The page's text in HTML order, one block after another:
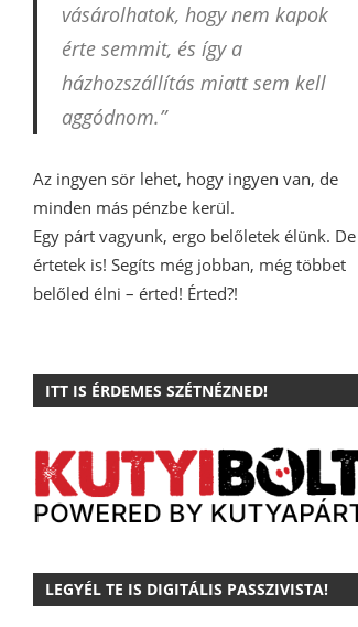
vásárolhatok, hogy nem kapok
érte semmit, és így a
házhozszállítás miatt sem kell
aggódnom.”
Az ingyen sör lehet, hogy ingyen van, de
minden más pénzbe kerül.
Egy párt vagyunk, ergo belőletek élünk. De
értetek is! Segíts még jobban, még többet
belőled élni – érted! Érted?!
ITT IS ÉRDEMES SZÉTNÉZNED!
LEGYÉL TE IS DIGITÁLIS PASSZIVISTA!